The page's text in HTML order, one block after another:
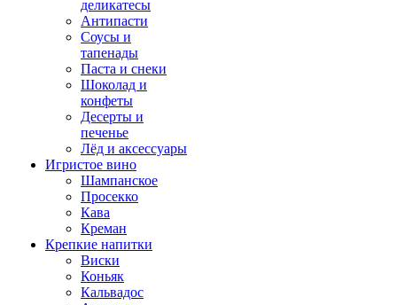
деликатесы
Антипасти
Соусы и
тапенады
Паста и снеки
Шоколад и
конфеты
Десерты и
печенье
Лёд и аксессуары
Игристое вино
Шампанское
Просекко
Кава
Креман
Крепкие напитки
Виски
Коньяк
Кальвадос